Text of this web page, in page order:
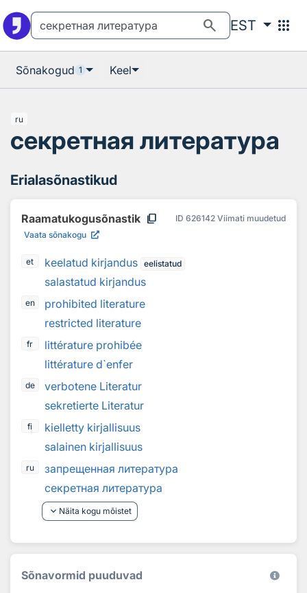
search EST apps
Sõnakogud 1 Keel
ru
секретная литература
Erialasõnastikud
Raamatukogusõnastik content_copy ID 626142 Viimati muudetud
Vaata sõnakogu
et keelatud kirjandus eelistatud
salastatud kirjandus
en
prohibited literature
restricted literature
fr
littérature prohibée
littérature d`enfer
de
verbotene Literatur
sekretierte Literatur
fi
kielletty kirjallisuus
salainen kirjallisuus
ru
запрещенная литература
секретная литература
keyboard_arrow_down Näita kogu mõistet
Sõnavormid puuduvad